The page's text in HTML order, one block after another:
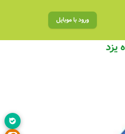
ورود با موبایل